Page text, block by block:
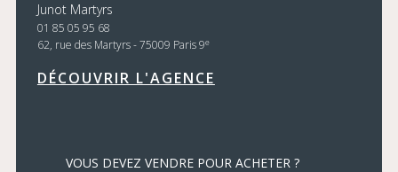
Junot Martyrs
01 85 05 95 68
62, rue des Martyrs - 75009 Paris 9e
DÉCOUVRIR L'AGENCE
VOUS DEVEZ VENDRE POUR ACHETER ?